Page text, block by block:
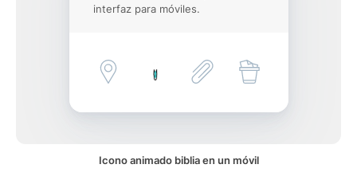
interfaz para móviles.
Icono animado biblia en un móvil